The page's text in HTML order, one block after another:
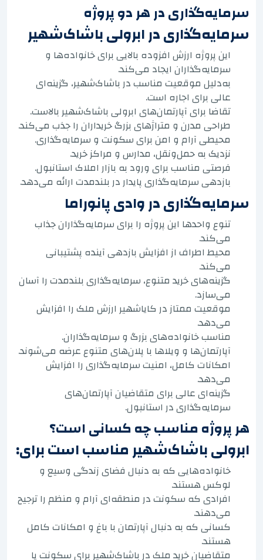
سرمایه‌گذاری در هر دو پروژه
سرمایه‌گذاری در ابرولی باشاک‌شهیر
این پروژه ارزش افزوده بالایی برای خانواده‌ها و
سرمایه‌گذاران ایجاد می‌کند.
به‌دلیل موقعیت مناسب در باشاک‌شهیر، گزینه‌ای
عالی برای اجاره است.
تقاضا برای آپارتمان‌های ابرولی باشاک‌شهیر بالاست.
طراحی مدرن و متراژهای بزرگ خریداران را جذب می‌کند.
محیطی آرام و امن برای سکونت و سرمایه‌گذاری.
نزدیک به حمل‌ونقل، مدارس و مراکز خرید.
فرصتی مناسب برای ورود به بازار املاک استانبول.
بازدهی سرمایه‌گذاری پایدار در بلندمدت ارائه می‌دهد.
سرمایه‌گذاری در وادی پانوراما
تنوع واحدها این پروژه را برای سرمایه‌گذاران جذاب
می‌کند.
محیط اطراف از افزایش بازدهی آینده پشتیبانی
می‌کند.
گزینه‌های خرید متنوع، سرمایه‌گذاری بلندمدت را آسان
می‌سازد.
موقعیت ممتاز در کایا‌شهیر ارزش ملک را افزایش
می‌دهد.
مناسب خانواده‌های بزرگ و سرمایه‌گذاران.
آپارتمان‌ها و ویلاها با پلان‌های متنوع عرضه می‌شوند.
امکانات کامل، امنیت سرمایه‌گذاری را افزایش
می‌دهد.
گزینه‌ای عالی برای متقاضیان آپارتمان‌های
سرمایه‌گذاری در استانبول.
هر پروژه مناسب چه کسانی است؟
ابرولی باشاک‌شهیر مناسب است برای:
خانواده‌هایی که به دنبال فضای زندگی وسیع و
لوکس هستند.
افرادی که سکونت در منطقه‌ای آرام و منظم را ترجیح
می‌دهند.
کسانی که به دنبال آپارتمان با باغ و امکانات کامل
هستند.
متقاضیان خرید ملک در باشاک‌شهیر برای سکونت یا